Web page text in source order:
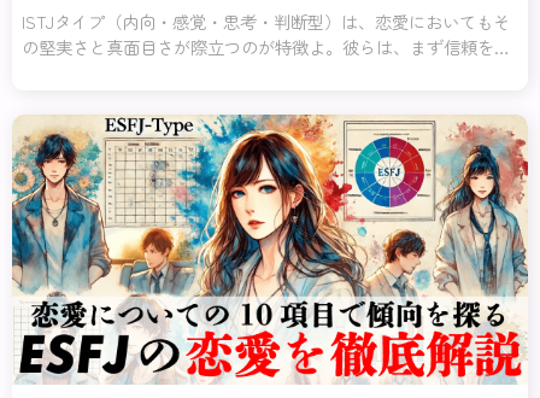
ISTJタイプ（内向・感覚・思考・判断型）は、恋愛においてもそ
の堅実さと真面目さが際立つのが特徴よ。彼らは、まず信頼を築